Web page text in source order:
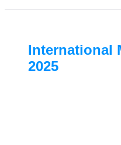
International
2025